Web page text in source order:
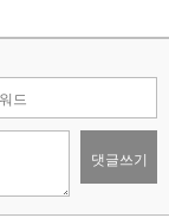
댓글쓰기